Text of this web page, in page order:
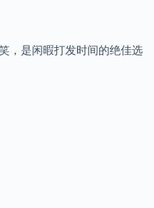
，是闲暇打发时间的绝佳选